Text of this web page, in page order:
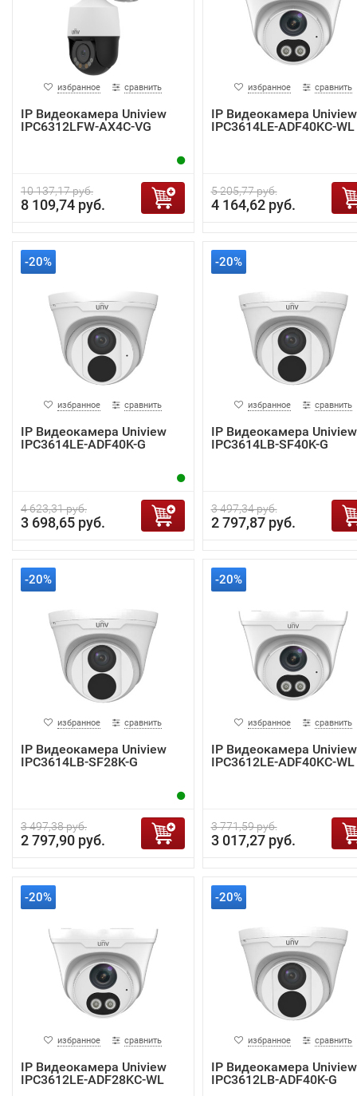
избранное сравнить
IP Видеокамера Uniview
IPC6312LFW-AX4C-VG
10 137,17 руб.
8 109,74 руб.
избранное сравнить
IP Видеокамера Uniview
IPC3614LE-ADF40KC-WL
5 205,77 руб.
4 164,62 руб.
-20%
избранное сравнить
IP Видеокамера Uniview
IPC3614LE-ADF40K-G
4 623,31 руб.
3 698,65 руб.
-20%
избранное сравнить
IP Видеокамера Uniview
IPC3614LB-SF40K-G
3 497,34 руб.
2 797,87 руб.
-20%
избранное сравнить
IP Видеокамера Uniview
IPC3614LB-SF28K-G
3 497,38 руб.
2 797,90 руб.
-20%
избранное сравнить
IP Видеокамера Uniview
IPC3612LE-ADF40KC-WL
3 771,59 руб.
3 017,27 руб.
-20%
избранное сравнить
IP Видеокамера Uniview
IPC3612LE-ADF28KC-WL
-20%
избранное сравнить
IP Видеокамера Uniview
IPC3612LB-ADF40K-G